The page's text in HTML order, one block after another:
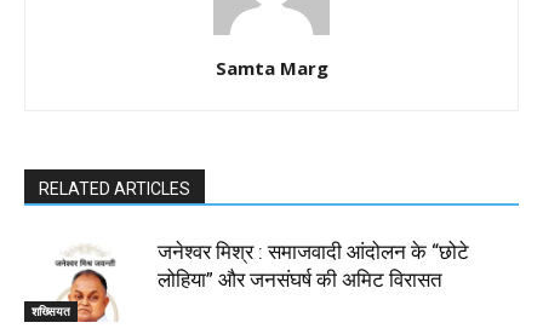
Samta Marg
RELATED ARTICLES
शख्सियत
जनेश्वर मिश्र : समाजवादी आंदोलन के “छोटे
लोहिया” और जनसंघर्ष की अमिट विरासत